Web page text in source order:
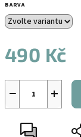
BARVA
490 Kč
+
−